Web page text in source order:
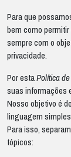
Para que
bem como
sempre com o
privacidade.
Por estaPolítica
suas informações
Nosso objetivo é
linguagem
Para isso,
tópicos: